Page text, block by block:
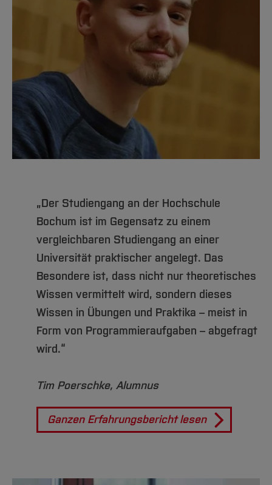
„Der Studiengang an der Hochschule
Bochum ist im Gegensatz zu einem
vergleichbaren Studiengang an einer
Universität praktischer angelegt. Das
Besondere ist, dass nicht nur theoretisches
Wissen vermittelt wird, sondern dieses
Wissen in Übungen und Praktika – meist in
Form von Programmieraufgaben – abgefragt
wird.“
Tim Poerschke, Alumnus
Ganzen Erfahrungsbericht lesen